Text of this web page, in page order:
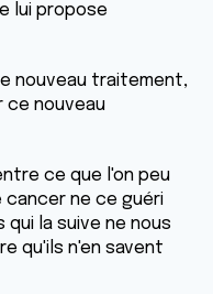
lui propose
nouveau traitement,
ce nouveau
ce que l'on peu
cancer ne ce guéri
la suive ne nous
qu'ils n'en savent